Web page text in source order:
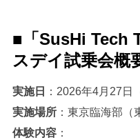
■「SusHi Tech
スデイ試乗会概
実施日
：2026年4月27日
実施場所：東京臨海部（
体験内容：